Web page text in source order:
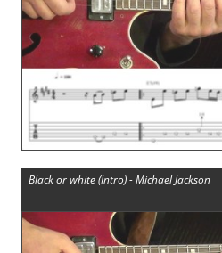
Black or white (Intro) - Michael Jackson